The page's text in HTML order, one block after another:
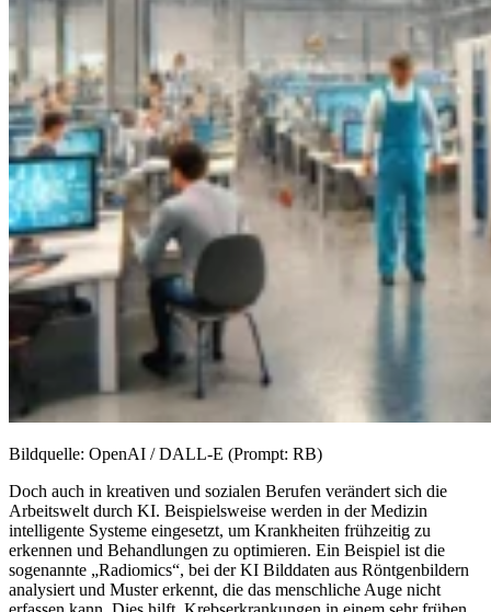
Bildquelle: OpenAI / DALL-E (Prompt: RB)
Doch auch in kreativen und sozialen Berufen verändert sich die
Arbeitswelt durch KI. Beispielsweise werden in der Medizin
intelligente Systeme eingesetzt, um Krankheiten frühzeitig zu
erkennen und Behandlungen zu optimieren. Ein Beispiel ist die
sogenannte „Radiomics“, bei der KI Bilddaten aus Röntgenbildern
analysiert und Muster erkennt, die das menschliche Auge nicht